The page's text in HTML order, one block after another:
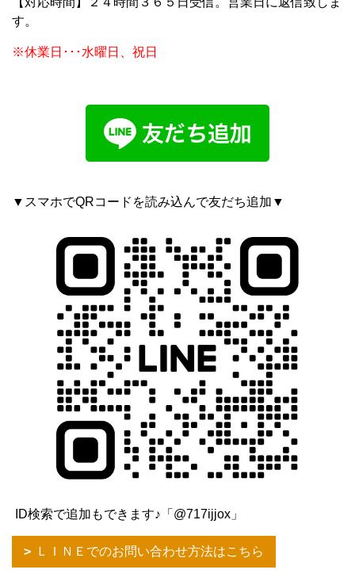
す。
※休業日･･･水曜日、祝日
▼スマホでQRコードを読み込んで友だち追加▼
ID検索で追加もできます♪「@717ijjox」
ＬＩＮＥでのお問い合わせ方法はこちら